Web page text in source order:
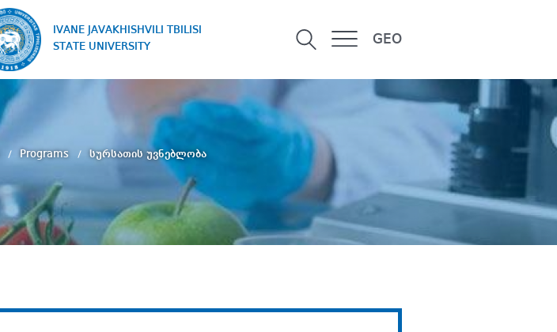
IVANE JAVAKHISHVILI TBILISI
STATE UNIVERSITY
GEO
Programs სურსათის უვნებლობა